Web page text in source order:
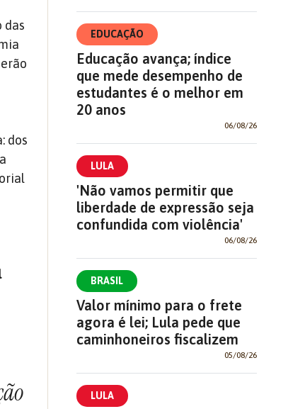
das
dos
EDUCAÇÃO
Educação avança; índice
que mede desempenho de
estudantes é o melhor em
20 anos
06/08/26
LULA
'Não vamos permitir que
liberdade de expressão seja
confundida com violência'
06/08/26
BRASIL
Valor mínimo para o frete
agora é lei; Lula pede que
caminhoneiros fiscalizem
05/08/26
LULA